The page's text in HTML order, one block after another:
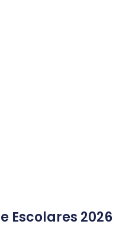
Escolares 2026